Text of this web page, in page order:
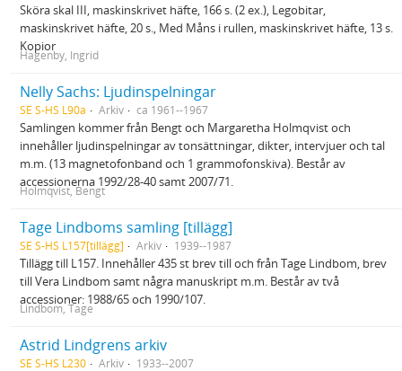
Sköra skal III, maskinskrivet häfte, 166 s. (2 ex.), Legobitar,
maskinskrivet häfte, 20 s., Med Måns i rullen, maskinskrivet häfte, 13 s.
Kopior
Hagenby, Ingrid
Nelly Sachs: Ljudinspelningar
SE S-HS L90a Arkiv ca 1961--1967
Samlingen kommer från Bengt och Margaretha Holmqvist och
innehåller ljudinspelningar av tonsättningar, dikter, intervjuer och tal
m.m. (13 magnetofonband och 1 grammofonskiva). Består av
accessionerna 1992/28-40 samt 2007/71.
Holmqvist, Bengt
Tage Lindboms samling [tillägg]
SE S-HS L157[tillägg] Arkiv 1939--1987
Tillägg till L157. Innehåller 435 st brev till och från Tage Lindbom, brev
till Vera Lindbom samt några manuskript m.m. Består av två
accessioner: 1988/65 och 1990/107.
Lindbom, Tage
Astrid Lindgrens arkiv
SE S-HS L230 Arkiv 1933--2007